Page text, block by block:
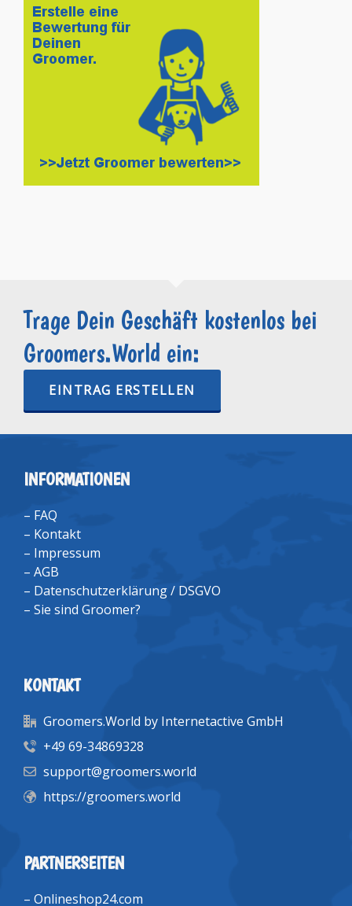
Trage Dein Geschäft kostenlos bei
Groomers.World ein:
EINTRAG ERSTELLEN
INFORMATIONEN
– FAQ
– Kontakt
– Impressum
– AGB
– Datenschutzerklärung / DSGVO
– Sie sind Groomer?
KONTAKT
Groomers.World by Internetactive GmbH
+49 69-34869328
support@groomers.world
https://groomers.world
PARTNERSEITEN
– Onlineshop24.com